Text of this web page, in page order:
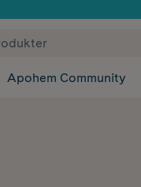
✓ Fri frakt
Apohem Community